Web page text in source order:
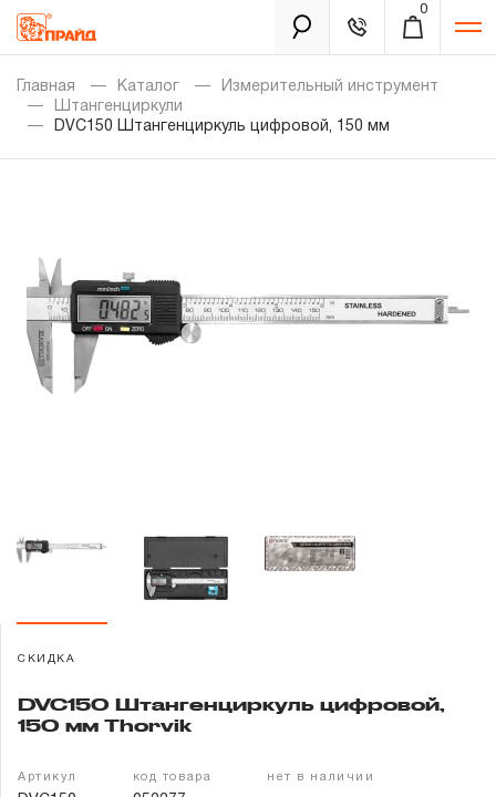
0
Каталог
Золотая лихорадка
Распродажа
Уцененный товар
О нас
Гарантия и сервис
Доставка и оплата
Контакты
Главная Каталог
Измерительный инструмент
Штангенциркули
DVC150 Штангенциркуль цифровой, 150 мм
СКИДКА
DVC150 Штангенциркуль цифровой,
150 мм Thorvik
Артикул код товара нет в наличии